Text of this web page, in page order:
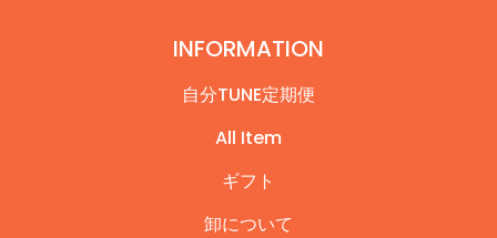
INFORMATION
自分TUNE定期便
All Item
ギフト
卸について